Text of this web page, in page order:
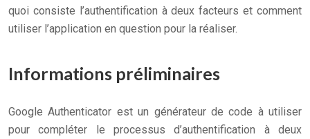
quoi consiste l’authentification à deux facteurs et comment
utiliser l’application en question pour la réaliser.
Informations préliminaires
Google Authenticator est un générateur de code à utiliser
pour compléter le processus d’authentification à deux